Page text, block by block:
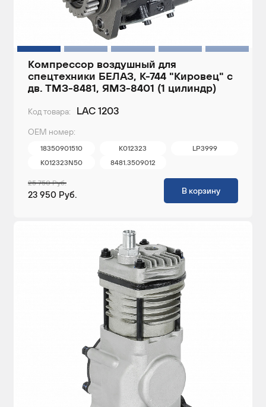
Компрессор воздушный для
спецтехники БЕЛАЗ, К-744 "Кировец" с
дв. ТМЗ-8481, ЯМЗ-8401 (1 цилиндр)
Код товара: LAC 1203
ОЕМ номер:
18350901510 К012323
LP3999
K012323N50
8481.3509012
25 750 Руб.
23 950 Руб. В корзину